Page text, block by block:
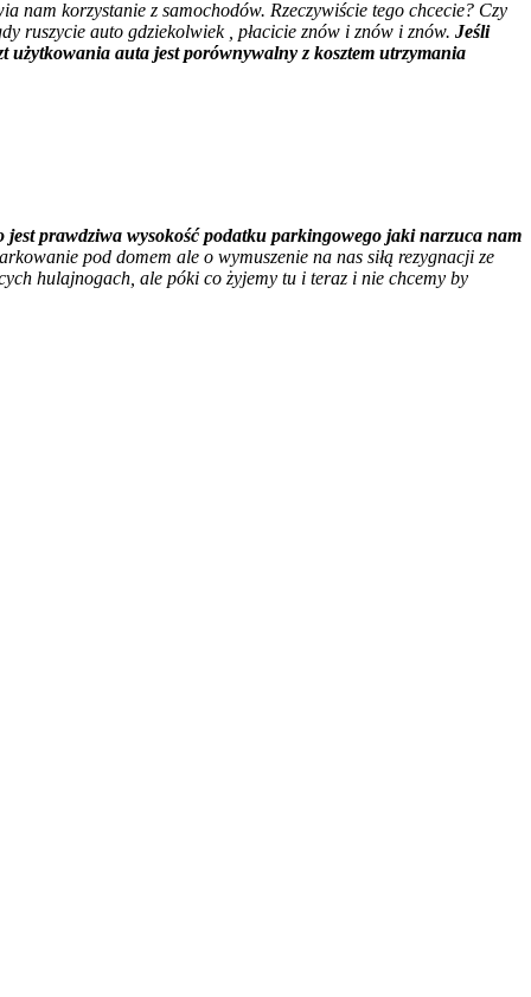
nam korzystanie z samochodów. Rzeczywiście tego chcecie? Czy
ruszycie auto gdziekolwiek , płacicie znów i znów i znów. Jeśli
auta jest porównywalny z kosztem utrzymania
jest prawdziwa wysokość podatku parkingowego jaki narzuca nam
pod domem ale o wymuszenie na nas siłą rezygnacji ze
hulajnogach, ale póki co żyjemy tu i teraz i nie chcemy by